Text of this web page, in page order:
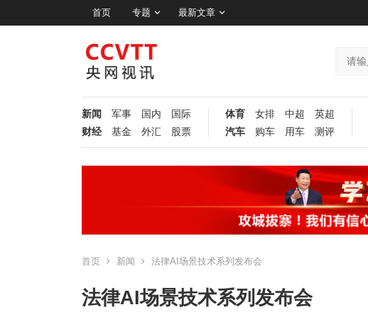
首页 专题 最新文章
新闻 军事 国内
国际
财经
基金 外汇 股票
体育 女排 中超
英超
汽车
购车 用车 测评
首页 新闻 法律AI场景技术系列发布会
法律AI场景技术系列发布会